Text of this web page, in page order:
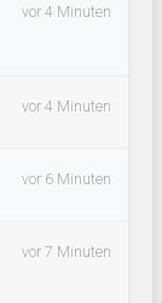
vor 4 Minuten
vor 4 Minuten
vor 6 Minuten
vor 7 Minuten